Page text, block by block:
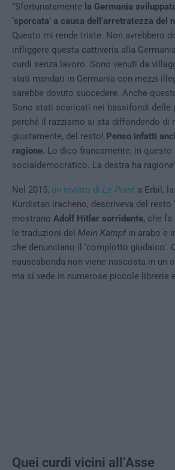
“Sfortunatamente la Germania
‘sporcata’ a causa dell’arretratezza del
Questo mi rende triste. Non avrebbero
infliggere questa cattiveria alla
curdi senza lavoro. Sono venuti da
stati mandati in Germania con mezzi
sarebbe dovuto succedere. Anche
Sono stati scaricati nei bassifondi delle
perché il razzismo si sta diffondendo di
giustamente, del resto! Penso infatti
ragione. Lo dico francamente, in
socialdemocratico. La destra ha
Nel 2015, un inviato di Le Point a Erbil,
Kurdistan iracheno, descriveva del resto
mostrano Adolf Hitler sorridente, che
le traduzioni del Mein Kampfin arabo e
che denunciano il ‘complotto giudaico’.
nauseabonda non viene nascosta in un
ma si vede in numerose piccole librerie
Quei curdi vicini all’Asse